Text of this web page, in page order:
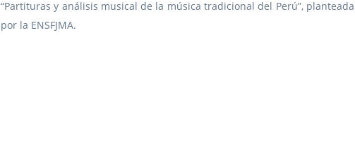
“Partituras y análisis musical de la música tradicional del Perú”, planteada
por la ENSFJMA.